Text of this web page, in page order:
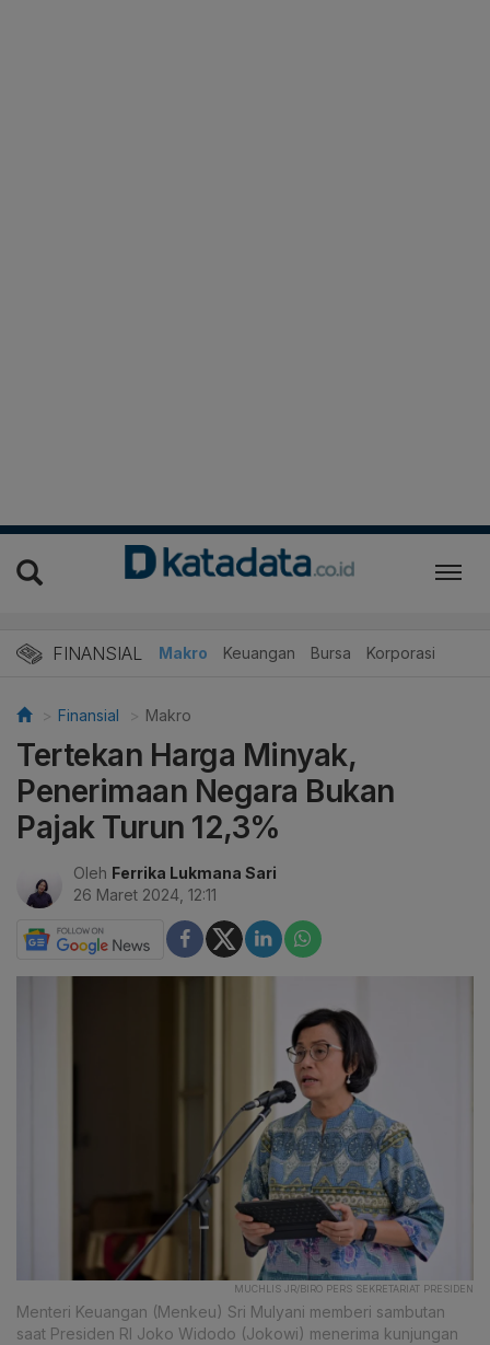
FINANSIAL Makro Keuangan Bursa Korporasi
Finansial Makro
Tertekan Harga Minyak,
Penerimaan Negara Bukan
Pajak Turun 12,3%
Oleh Ferrika Lukmana Sari
26 Maret 2024, 12:11
MUCHLIS JR/BIRO PERS SEKRETARIAT PRESIDEN
Menteri Keuangan (Menkeu) Sri Mulyani memberi sambutan
saat Presiden RI Joko Widodo (Jokowi) menerima kunjungan